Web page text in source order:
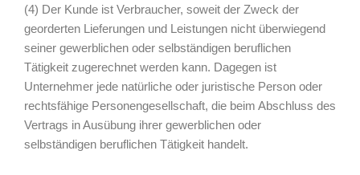
(4) Der Kunde ist Verbraucher, soweit der Zweck der
georderten Lieferungen und Leistungen nicht überwiegend
seiner gewerblichen oder selbständigen beruflichen
Tätigkeit zugerechnet werden kann. Dagegen ist
Unternehmer jede natürliche oder juristische Person oder
rechtsfähige Personengesellschaft, die beim Abschluss des
Vertrags in Ausübung ihrer gewerblichen oder
selbständigen beruflichen Tätigkeit handelt.